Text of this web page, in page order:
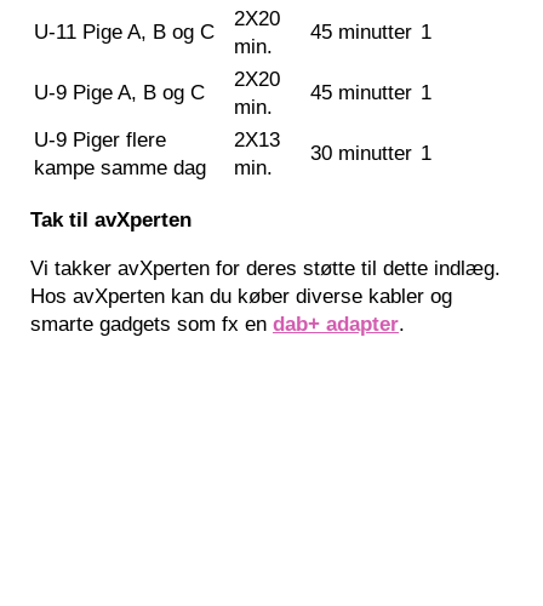
U-11 Pige A, B og C
2X20
min.
45 minutter 1
U-9 Pige A, B og C
2X20
min.
45 minutter 1
U-9 Piger flere
kampe samme dag
2X13
min.
30 minutter 1
Tak til avXperten
Vi takker avXperten for deres støtte til dette indlæg.
Hos avXperten kan du køber diverse kabler og
smarte gadgets som fx en dab+ adapter.